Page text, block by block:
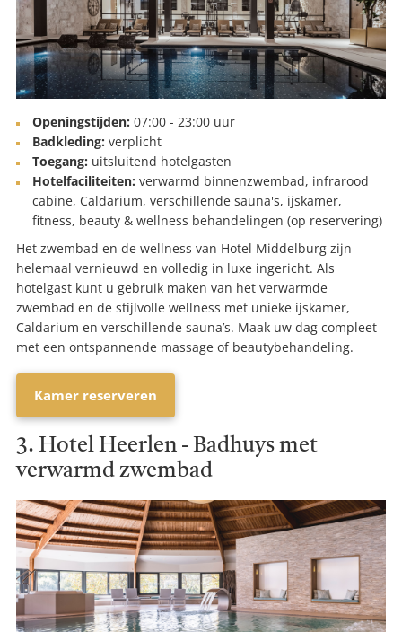
Openingstijden: 07:00 - 23:00 uur
Badkleding: verplicht
Toegang: uitsluitend hotelgasten
Hotelfaciliteiten: verwarmd binnenzwembad, infrarood
cabine, Caldarium, verschillende sauna's, ijskamer,
fitness, beauty & wellness behandelingen (op reservering)
Het zwembad en de wellness van Hotel Middelburg zijn
helemaal vernieuwd en volledig in luxe ingericht. Als
hotelgast kunt u gebruik maken van het verwarmde
zwembad en de stijlvolle wellness met unieke ijskamer,
Caldarium en verschillende sauna’s. Maak uw dag compleet
met een ontspannende massage of beautybehandeling.
Kamer reserveren
3. Hotel Heerlen - Badhuys met
verwarmd zwembad